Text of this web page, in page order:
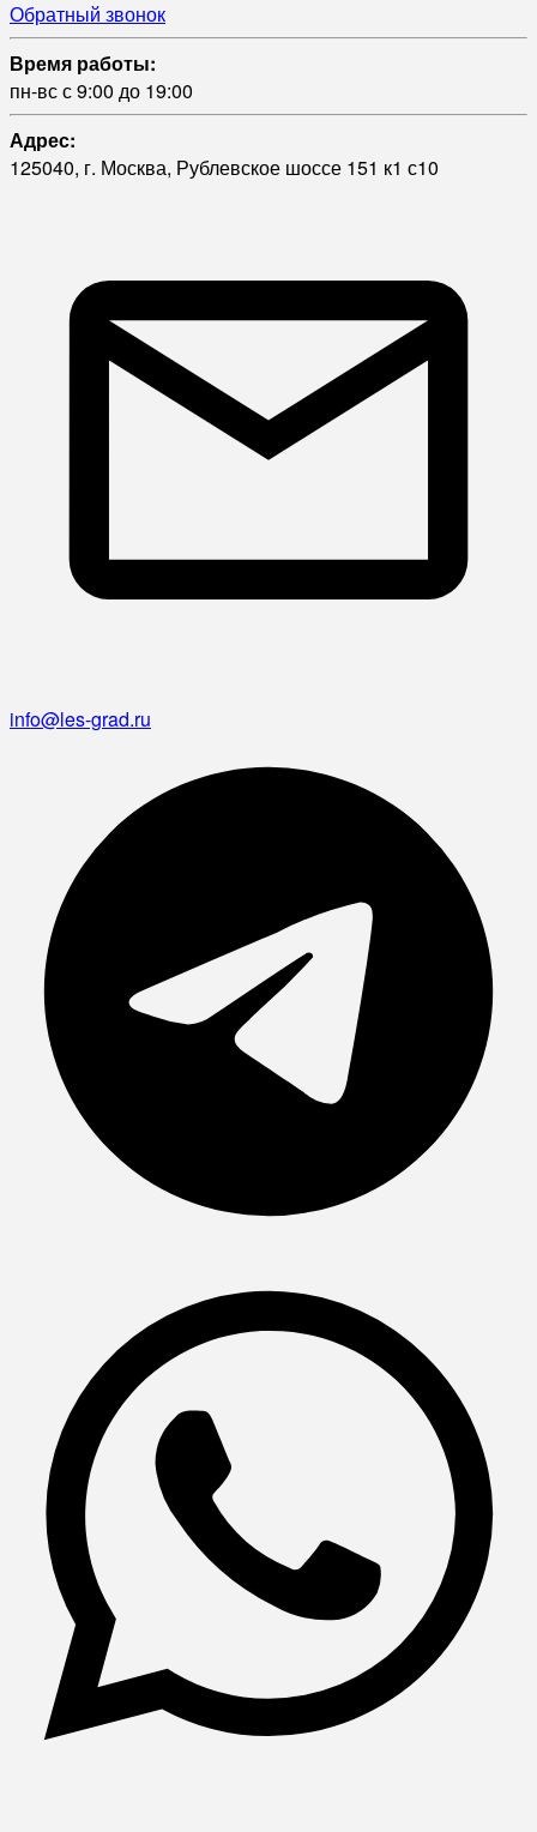
Обратный звонок
Время работы:
пн-вс с 9:00 до 19:00
Адрес:
125040, г. Москва, Рублевское шоссе 151 к1 с10
info@les-grad.ru